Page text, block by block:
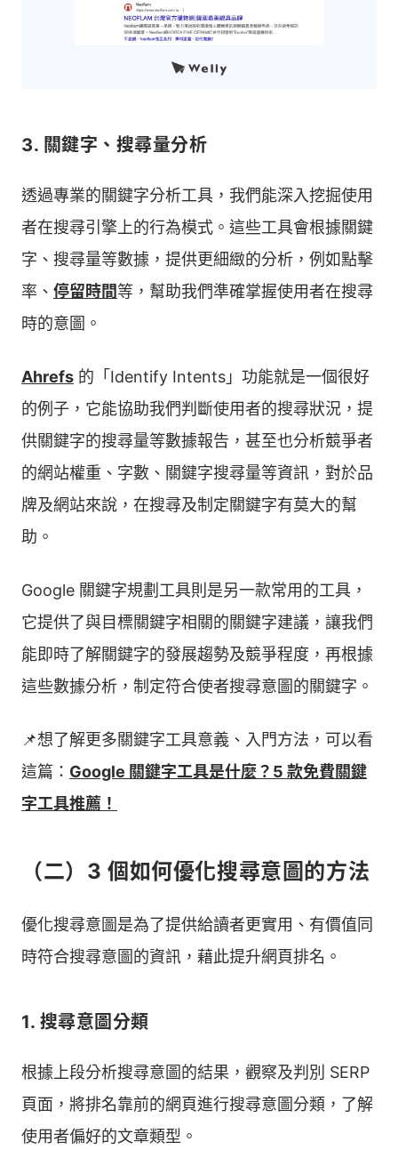
3. 關鍵字、搜尋量分析
透過專業的關鍵字分析工具，我們能深入挖掘使用
者在搜尋引擎上的行為模式。這些工具會根據關鍵
字、搜尋量等數據，提供更細緻的分析，例如點擊
率、 停留時間等，幫助我們準確掌握使用者在搜尋
時的意圖。
Ahrefs 的「Identify Intents」功能就是一個很好
的例子，它能協助我們判斷使用者的搜尋狀況，提
供關鍵字的搜尋量等數據報告，甚至也分析競爭者
的網站權重、字數、關鍵字搜尋量等資訊，對於品
牌及網站來說，在搜尋及制定關鍵字有莫大的幫
助。
Google 關鍵字規劃工具則是另一款常用的工具，
它提供了與目標關鍵字相關的關鍵字建議，讓我們
能即時了解關鍵字的發展趨勢及競爭程度，再根據
這些數據分析，制定符合使者搜尋意圖的關鍵字。
📌想了解更多關鍵字工具意義、入門方法，可以看
這篇： Google 關鍵字工具是什麼？5 款免費關鍵
字工具推薦！
（二）3 個如何優化搜尋意圖的方法
優化搜尋意圖是為了提供給讀者更實用、有價值同
時符合搜尋意圖的資訊，藉此提升網頁排名。
1. 搜尋意圖分類
根據上段分析搜尋意圖的結果，觀察及判別 SERP
頁面，將排名靠前的網頁進行搜尋意圖分類，了解
使用者偏好的文章類型。